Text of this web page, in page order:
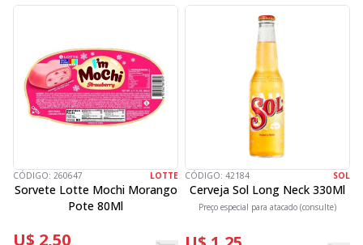
CÓDIGO: 260647 LOTTE
Sorvete Lotte Mochi Morango
Pote 80Ml
U$ 2,50
CÓDIGO: 42184 SOL
Cerveja Sol Long Neck 330Ml
Preço especial para atacado (consulte)